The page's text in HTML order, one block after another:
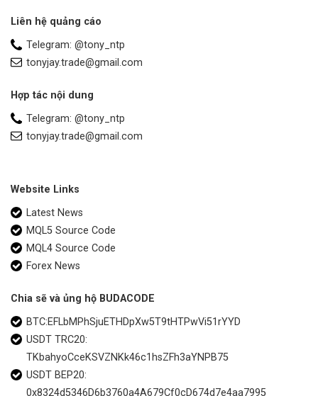
Liên hệ quảng cáo
Telegram: @tony_ntp
tonyjay.trade@gmail.com
Hợp tác nội dung
Telegram: @tony_ntp
tonyjay.trade@gmail.com
Website Links
Latest News
MQL5 Source Code
MQL4 Source Code
Forex News
Chia sẽ và ủng hộ BUDACODE
BTC:EFLbMPhSjuETHDpXw5T9tHTPwVi51rYYD
USDT TRC20:
TKbahyoCceKSVZNKk46c1hsZFh3aYNPB75
USDT BEP20:
0x8324d5346D6b3760a4A679Cf0cD674d7e4aa7995